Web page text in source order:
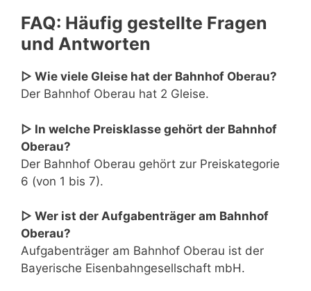
FAQ: Häufig gestellte Fragen
und Antworten
▷ Wie viele Gleise hat der Bahnhof Oberau?
Der Bahnhof Oberau hat 2 Gleise.
▷ In welche Preisklasse gehört der Bahnhof
Oberau?
Der Bahnhof Oberau gehört zur Preiskategorie
6 (von 1 bis 7).
▷ Wer ist der Aufgabenträger am Bahnhof
Oberau?
Aufgabenträger am Bahnhof Oberau ist der
Bayerische Eisenbahngesellschaft mbH.